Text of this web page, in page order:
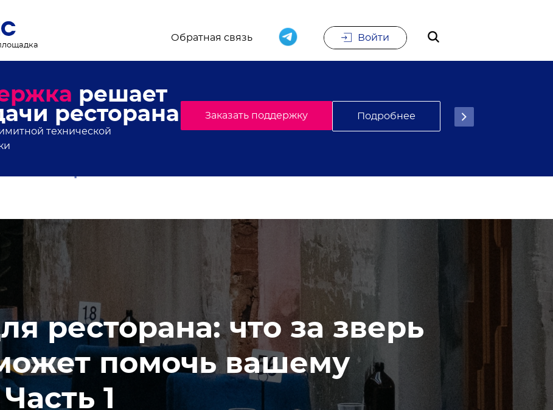
Обратная связь Войти
мира, свежие
мероприятий
Подпишись!
ресторана: что за зверь
помочь вашему
1